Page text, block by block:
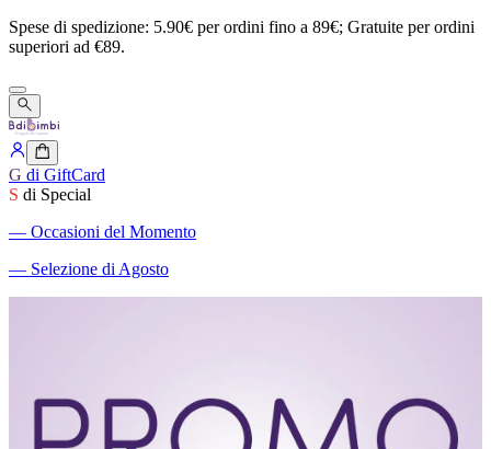
Spese di spedizione: 5.90€ perordini fino a 89€; Gratuite perordini
superiori ad €89.
G di GiftCard
S di Special
― Occasioni del Momento
― Selezione di Agosto